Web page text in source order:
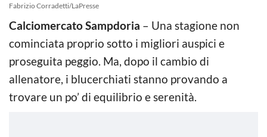
Fabrizio Corradetti/LaPresse
Calciomercato Sampdoria – Una stagione non
cominciata proprio sotto i migliori auspici e
proseguita peggio. Ma, dopo il cambio di
allenatore, i blucerchiati stanno provando a
trovare un po’ di equilibrio e serenità.